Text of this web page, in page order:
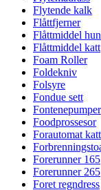
Flytende kalk
Flåttfjerner
Flåttmiddel
Flåttmiddel katt
Foam Roller
Foldekniv
Folsyre
Fondue sett
Fontenepumper
Foodprossesor
Forautomat katt
Forerunner 165
Forerunner 265
Foret regndress